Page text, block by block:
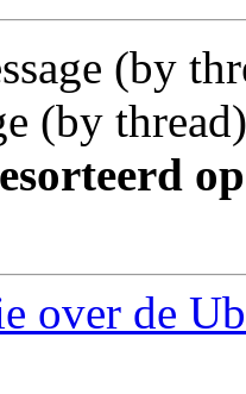
(by
(by
over de